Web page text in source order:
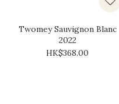
Twomey Sauvignon Blanc
2022
HK$368.00